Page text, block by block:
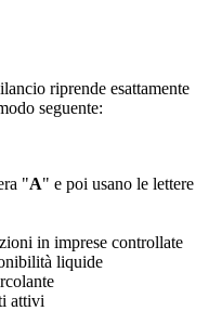
riprende esattamente
seguente:
"A" e poi usano le lettere
in imprese controllate
liquide
attivi